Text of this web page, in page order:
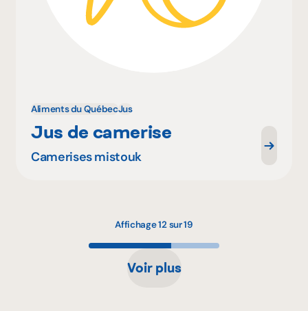
Aliments du QuébecJus
Jus de camerise
Camerises mistouk
Affichage 12 sur 19
Voir plus